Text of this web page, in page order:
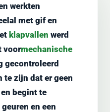
werkten
met gif en
klapvallen werd
voormechanische
gecontroleerd
te zijn dat er geen
begint te
en een